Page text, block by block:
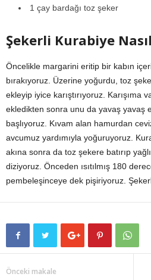
1 çay bardağı toz şeker
Şekerli Kurabiye
Öncelikle margarini eritip bir kabın
bırakıyoruz. Üzerine yoğurdu, toz
ekleyip iyice karıştırıyoruz. Karışıma
ekledikten sonra unu da yavaş yavaş
başlıyoruz. Kıvam alan hamurdan
avcumuz yardımıyla yoğuruyoruz.
akına sonra da toz şekere batırıp
diziyoruz. Önceden ısıtılmış 180
pembeleşinceye dek pişiriyoruz.
Önceki makale